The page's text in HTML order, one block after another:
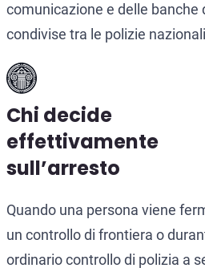
comunicazione e delle banche
condivise tra le polizie
Chi decide
effettivamente
sull’arresto
Quando una persona viene
un controllo di frontiera o
ordinario controllo di polizia a